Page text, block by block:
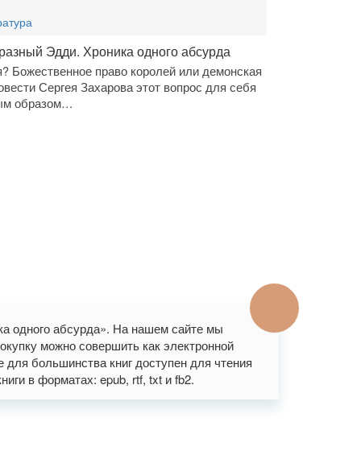
Эдди. Хроника одного абсурда
Божественное право королей или демонская
Сергея Захарова этот вопрос для себя
образом…
одного абсурда». На нашем сайте мы
можно совершить как электронной
большинства книг доступен для чтения
в форматах: epub, rtf, txt и fb2.